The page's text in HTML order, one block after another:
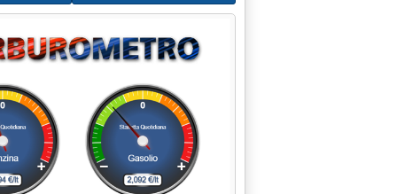
NOVE MESI DEL 1996 (IN '000 DI MC)'